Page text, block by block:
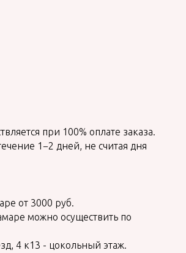
при 100% оплате заказа.
1−2 дней, не считая дня
от 3000 руб.
можно осуществить по
4 к13 - цокольный этаж.